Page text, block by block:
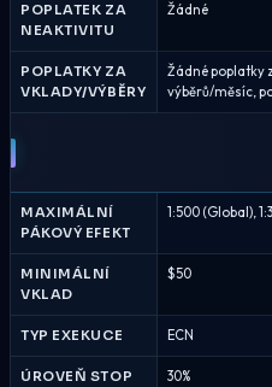
POPLATEK ZA
NEAKTIVITU
Žádné
POPLATKY ZA
VKLADY/VÝBĚRY
Žádné poplatky
výběrů/měsíc,
MAXIMÁLNÍ
PÁKOVÝ EFEKT
1:500 (Global),
MINIMÁLNÍ
VKLAD
$50
TYP EXEKUCE ECN
ÚROVEŇ STOP
30%